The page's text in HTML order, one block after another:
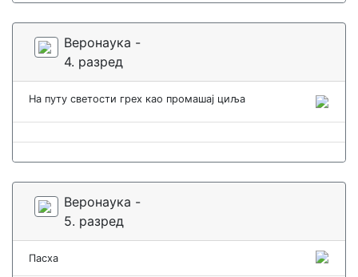
Веронаука -
4. разред
На путу светости грех као промашај циља
Веронаука -
5. разред
Пасха